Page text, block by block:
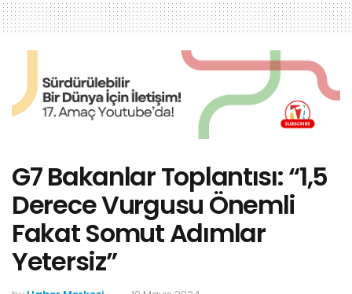
G7 Bakanlar Toplantısı: “1,5
Derece Vurgusu Önemli
Fakat Somut Adımlar
Yetersiz”